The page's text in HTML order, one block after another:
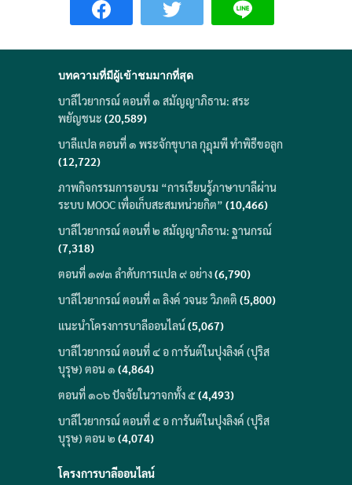
บทความที่มีผู้เข้าชมมากที่สุด
บาลีไวยากรณ์ ตอนที่ ๑ สมัญญาภิธาน: สระ
พยัญชนะ (20,589)
บาลีแปล ตอนที่ ๑ พระจักขุบาล กุฎุมพี ทำพิธีขอลูก
(12,722)
ภาพกิจกรรมการอบรม “การเรียนรู้ภาษาบาลีผ่าน
ระบบ MOOC เพื่อเก็บสะสมหน่วยกิต” (10,466)
บาลีไวยากรณ์ ตอนที่ ๒ สมัญญาภิธาน: ฐานกรณ์
(7,318)
ตอนที่ ๑๗๓ ลำดับการแปล ๙ อย่าง(6,790)
บาลีไวยากรณ์ ตอนที่ ๓ ลิงค์ วจนะ วิภตติ (5,800)
แนะนำโครงการบาลีออนไลน์(5,067)
บาลีไวยากรณ์ ตอนที่ ๔ อ การันต์ในปุงลิงค์ (ปุริส
บุรุษ) ตอน ๑ (4,864)
ตอนที่ ๑๐๖ ปัจจัยในวาจกทั้ง ๕(4,493)
บาลีไวยากรณ์ ตอนที่ ๕ อ การันต์ในปุงลิงค์ (ปุริส
บุรุษ) ตอน ๒ (4,074)
โครงการบาลีออนไลน์